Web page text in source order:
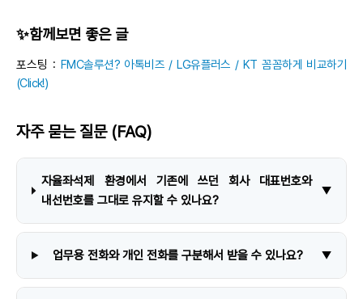
✨함께보면 좋은 글
포스팅 :FMC솔루션? 아톡비즈 / LG유플러스 / KT 꼼꼼하게 비교하기
(Click!)
자주 묻는 질문 (FAQ)
자율좌석제 환경에서 기존에 쓰던 회사 대표번호와
내선번호를 그대로 유지할 수 있나요?
▼
업무용 전화와 개인 전화를 구분해서 받을 수 있나요? ▼